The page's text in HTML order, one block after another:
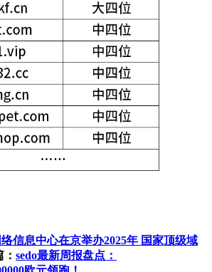
信息中心在京举办2025年 国家顶级域
sedo最新周报盘点：